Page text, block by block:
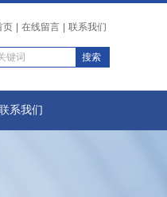
页 在线留言 联系我们
系我们